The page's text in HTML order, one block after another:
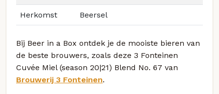
Herkomst Beersel
Bij Beer in a Box ontdek je de mooiste bieren van
de beste brouwers, zoals deze 3 Fonteinen
Cuvée Miel (season 20|21) Blend No. 67 van
Brouwerij 3 Fonteinen.